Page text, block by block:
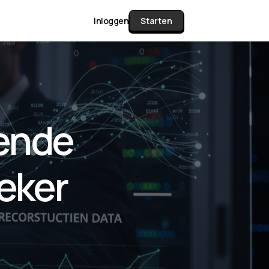
Matrix
alle pakketten en mogelijkheden
documenten verzamelen en facturen
tot controleren, boeken, bank
& klant dashboard.
Inloggen Starten